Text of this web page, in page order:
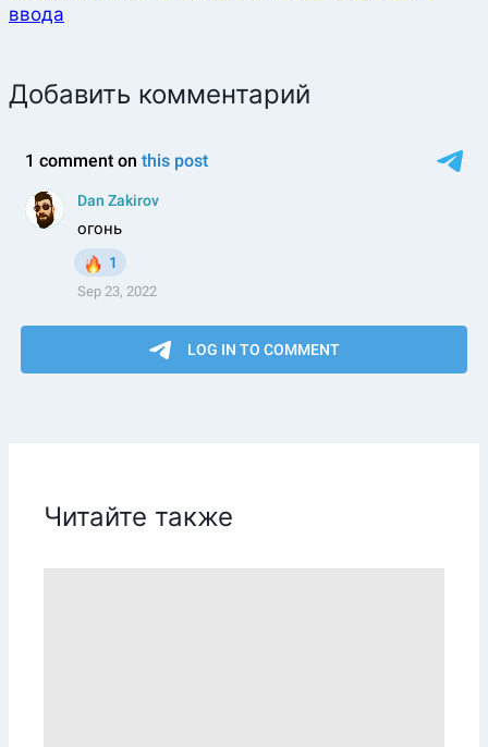
ввода
Добавить комментарий
Читайте также